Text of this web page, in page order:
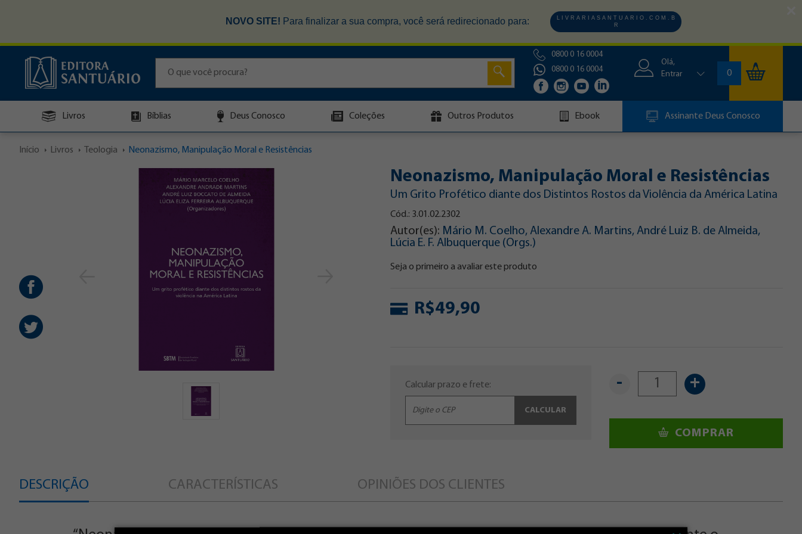
NOVO SITE! Para finalizar a sua compra, você será redirecionado para:
L I V R A R I A S A N T U A R I O . C O M . B
R
0800 0 16 0004
0800 0 16 0004
Olá,
Entrar
0
Livros Bíblias Deus Conosco Coleções Outros Produtos Ebook Assinante Deus Conosco
Início Livros Teologia Neonazismo, Manipulação Moral e Resistências
Neonazismo, Manipulação Moral e Resistências
Um Grito Profético diante dos Distintos Rostos da Violência da América Latina
Cód.: 3.01.02.2302
Autor(es): Mário M. Coelho, Alexandre A. Martins, André Luiz B. de Almeida,
Lúcia E. F. Albuquerque (Orgs.)
Seja o primeiro a avaliar este produto
R$49,90
Calcular prazo e frete:
CALCULAR
- +
COMPRAR
DESCRIÇÃO CARACTERÍSTICAS OPINIÕES DOS CLIENTES